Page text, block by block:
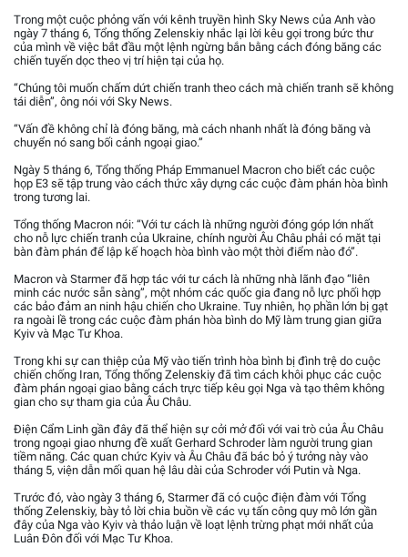
Trong một cuộc phỏng vấn với kênh truyền hình Sky News của Anh vào
ngày 7 tháng 6, Tổng thống Zelenskiy nhắc lại lời kêu gọi trong bức thư
của mình về việc bắt đầu một lệnh ngừng bắn bằng cách đóng băng các
chiến tuyến dọc theo vị trí hiện tại của họ.
“Chúng tôi muốn chấm dứt chiến tranh theo cách mà chiến tranh sẽ không
tái diễn”, ông nói với Sky News.
“Vấn đề không chỉ là đóng băng, mà cách nhanh nhất là đóng băng và
chuyển nó sang bối cảnh ngoại giao.”
Ngày 5 tháng 6, Tổng thống Pháp Emmanuel Macron cho biết các cuộc
họp E3 sẽ tập trung vào cách thức xây dựng các cuộc đàm phán hòa bình
trong tương lai.
Tổng thống Macron nói: “Với tư cách là những người đóng góp lớn nhất
cho nỗ lực chiến tranh của Ukraine, chính người Âu Châu phải có mặt tại
bàn đàm phán để lập kế hoạch hòa bình vào một thời điểm nào đó”.
Macron và Starmer đã hợp tác với tư cách là những nhà lãnh đạo “liên
minh các nước sẵn sàng”, một nhóm các quốc gia đang nỗ lực phối hợp
các bảo đảm an ninh hậu chiến cho Ukraine. Tuy nhiên, họ phần lớn bị gạt
ra ngoài lề trong các cuộc đàm phán hòa bình do Mỹ làm trung gian giữa
Kyiv và Mạc Tư Khoa.
Trong khi sự can thiệp của Mỹ vào tiến trình hòa bình bị đình trệ do cuộc
chiến chống Iran, Tổng thống Zelenskiy đã tìm cách khôi phục các cuộc
đàm phán ngoại giao bằng cách trực tiếp kêu gọi Nga và tạo thêm không
gian cho sự tham gia của Âu Châu.
Điện Cẩm Linh gần đây đã thể hiện sự cởi mở đối với vai trò của Âu Châu
trong ngoại giao nhưng đề xuất Gerhard Schroder làm người trung gian
tiềm năng. Các quan chức Kyiv và Âu Châu đã bác bỏ ý tưởng này vào
tháng 5, viện dẫn mối quan hệ lâu dài của Schroder với Putin và Nga.
Trước đó, vào ngày 3 tháng 6, Starmer đã có cuộc điện đàm với Tổng
thống Zelenskiy, bày tỏ lời chia buồn về các vụ tấn công quy mô lớn gần
đây của Nga vào Kyiv và thảo luận về loạt lệnh trừng phạt mới nhất của
Luân Đôn đối với Mạc Tư Khoa.